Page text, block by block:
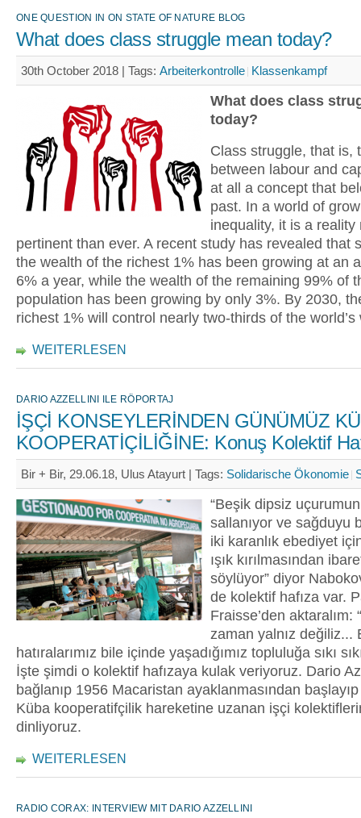
ONE QUESTION IN ON STATE OF NATURE BLOG
What does class struggle mean today?
30th October 2018 | Tags: Arbeiterkontrolle Klassenkampf
What does class
today?
Class struggle, that is,
between labour and
at all a concept that
past. In a world of
inequality, it is a reality
pertinent than ever. A recent study has revealed that
the wealth of the richest 1% has been growing at an
6% a year, while the wealth of the remaining 99% of
population has been growing by only 3%. By 2030,
richest 1% will control nearly two-thirds of the world’s
WEITERLESEN
DARIO AZZELLINI ILE RÖPORTAJ
İŞÇİ KONSEYLERİNDEN GÜNÜMÜZ
KOOPERATİÇİLİĞİNE: Konuş Kolektif
Bir + Bir, 29.06.18, Ulus Atayurt | Tags: Solidarische Ökonomie
“Beşik dipsiz
sallanıyor ve sağduyu
iki karanlık ebediyet
ışık kırılmasından
söylüyor” diyor
de kolektif hafıza var.
Fraisse’den aktaralım:
zaman yalnız değiliz...
hatıralarımız bile içinde yaşadığımız topluluğa sıkı
İşte şimdi o kolektif hafızaya kulak veriyoruz. Dario
bağlanıp 1956 Macaristan ayaklanmasından
Küba kooperatifçilik hareketine uzanan işçi
dinliyoruz.
WEITERLESEN
RADIO CORAX: INTERVIEW MIT DARIO AZZELLINI